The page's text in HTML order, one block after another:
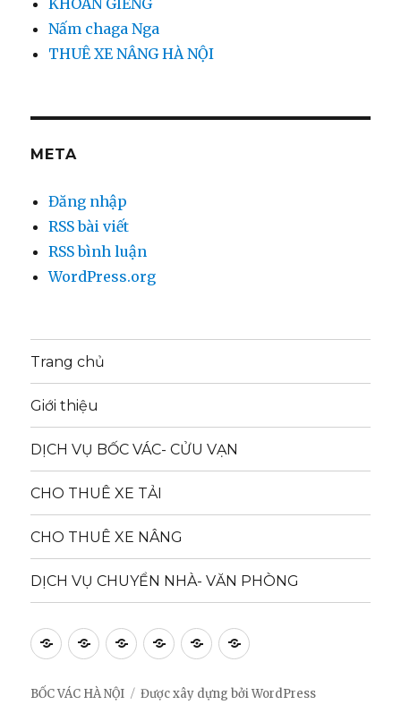
KHOAN GIẾNG
Nấm chaga Nga
THUÊ XE NÂNG HÀ NỘI
META
Đăng nhập
RSS bài viết
RSS bình luận
WordPress.org
Trang chủ
Giới thiệu
DỊCH VỤ BỐC VÁC- CỬU VẠN
CHO THUÊ XE TẢI
CHO THUÊ XE NÂNG
DỊCH VỤ CHUYỂN NHÀ- VĂN PHÒNG
TrangGiới DỊCH
BỐC
CHO
XE
CHO
XE
DỊCH
CHUYỂN
BỐC VÁC HÀ NỘI Được xây dựng bởi WordPress